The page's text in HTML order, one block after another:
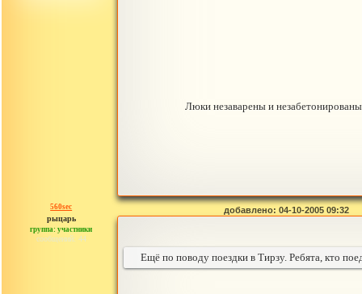
Люки незаварены и
560sec
рыцарь
группа: участники
сообщений: 44
добавлено: 04-10-2005 09:32
Ещё по поводу поездки в Тирзу. Ребята, кто